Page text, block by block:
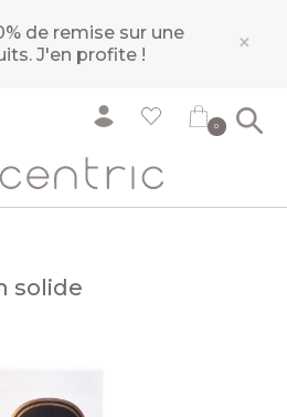
de remise sur une
J'en profite ! ×
0
solide